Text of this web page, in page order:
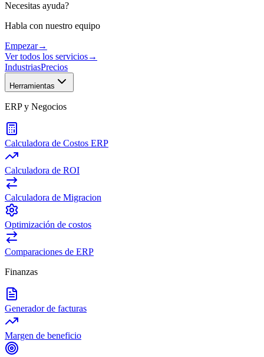
Necesitas ayuda?
Habla con nuestro equipo
Empezar→
Ver todos los servicios→
IndustriasPrecios
Herramientas
ERP y Negocios
Calculadora de Costos ERP
Calculadora de ROI
Calculadora de Migracion
Optimización de costos
Comparaciones de ERP
Finanzas
Generador de facturas
Margen de beneficio